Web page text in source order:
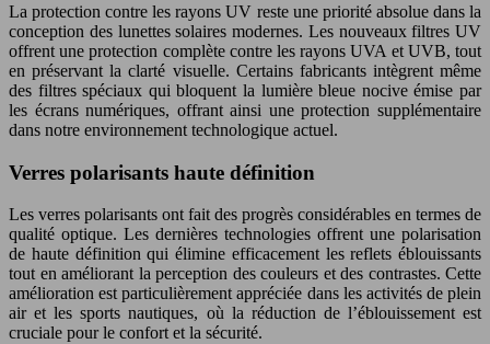
La protection contre les rayons UV reste une priorité absolue dans la
conception des lunettes solaires modernes. Les nouveaux filtres UV
offrent une protection complète contre les rayons UVA et UVB, tout
en préservant la clarté visuelle. Certains fabricants intègrent même
des filtres spéciaux qui bloquent la lumière bleue nocive émise par
les écrans numériques, offrant ainsi une protection supplémentaire
dans notre environnement technologique actuel.
Verres polarisants haute définition
Les verres polarisants ont fait des progrès considérables en termes de
qualité optique. Les dernières technologies offrent une polarisation
de haute définition qui élimine efficacement les reflets éblouissants
tout en améliorant la perception des couleurs et des contrastes. Cette
amélioration est particulièrement appréciée dans les activités de plein
air et les sports nautiques, où la réduction de l’éblouissement est
cruciale pour le confort et la sécurité.